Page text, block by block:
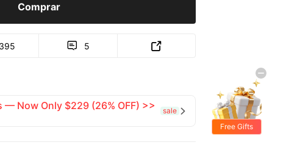
Comprar
395  5 
— Now Only $229 (26% OFF) >>
sale 
Free Gifts